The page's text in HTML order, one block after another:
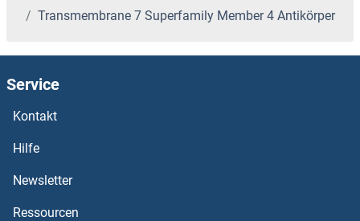
Transcriptional Adaptor 3 Antikörper
Transcription Termination Factor rho Antikörper
Transcription Factor MafK Antikörper
Transmembrane 7 Superfamily Member 4 Antikörper
Service
Kontakt
Hilfe
Newsletter
Ressourcen